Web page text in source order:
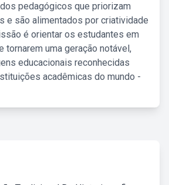
pedagógicos que priorizam
e são alimentados por criatividade
é orientar os estudantes em
tornarem uma geração notável,
educacionais reconhecidas
acadêmicas do mundo -